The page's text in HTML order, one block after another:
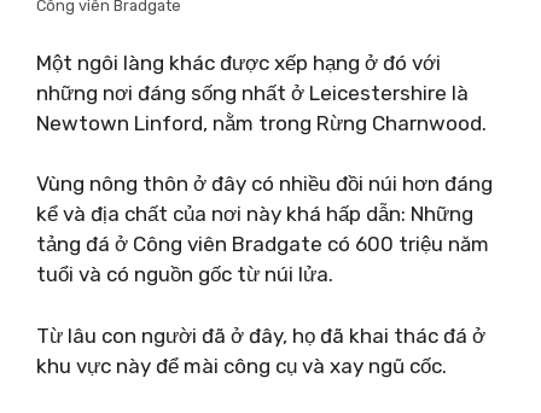
Công viên Bradgate
Một ngôi làng khác được xếp hạng ở đó với
những nơi đáng sống nhất ở Leicestershire là
Newtown Linford, nằm trong Rừng Charnwood.
Vùng nông thôn ở đây có nhiều đồi núi hơn đáng
kể và địa chất của nơi này khá hấp dẫn: Những
tảng đá ở Công viên Bradgate có 600 triệu năm
tuổi và có nguồn gốc từ núi lửa.
Từ lâu con người đã ở đây, họ đã khai thác đá ở
khu vực này để mài công cụ và xay ngũ cốc.